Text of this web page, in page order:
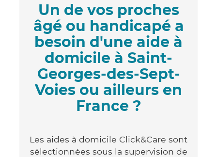
Un de vos proches
âgé ou handicapé a
besoin d'une aide à
domicile à Saint-
Georges-des-Sept-
Voies ou ailleurs en
France ?
Les aides à domicile Click&Care sont
sélectionnées sous la supervision de